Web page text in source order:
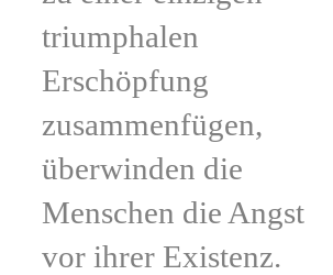
triumphalen
Erschöpfung
zusammenfügen,
überwinden die
Menschen die Angst
vor ihrer Existenz.